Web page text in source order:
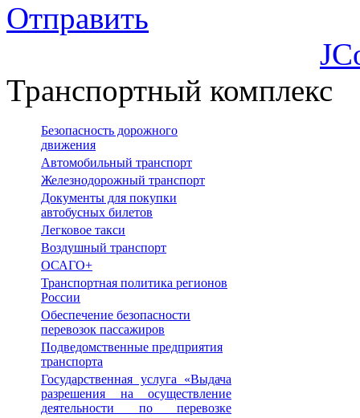
Отправить
Транспортный комплекс
Безопасность дорожного
движения
Автомобильный транспорт
Железнодорожный транспорт
Документы для покупки
автобусных билетов
Легковое такси
Воздушный транспорт
ОСАГО+
Транспортная политика регионов
России
Обеспечение безопасности
перевозок пассажиров
Подведомственные предприятия
транспорта
Государственная услуга «Выдача
разрешения на осуществление
деятельности по перевозке